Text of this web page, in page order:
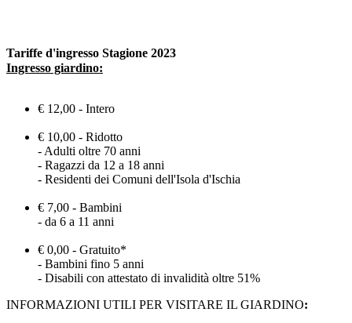
Tariffe d'ingresso Stagione 2023
Ingresso giardino:
€ 12,00 - Intero
€ 10,00 - Ridotto
- Adulti oltre 70 anni
- Ragazzi da 12 a 18 anni
- Residenti dei Comuni dell'Isola d'Ischia
€ 7,00 - Bambini
- da 6 a 11 anni
€ 0,00 - Gratuito*
- Bambini fino 5 anni
- Disabili con attestato di invalidità oltre 51%
INFORMAZIONI UTILI PER VISITARE IL GIARDINO: